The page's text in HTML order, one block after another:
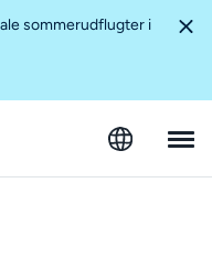
sommerudflugter i